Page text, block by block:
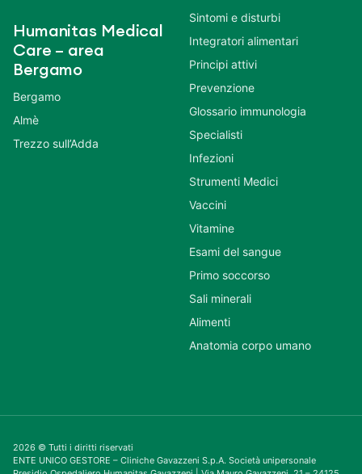
Humanitas Medical
Care – area
Bergamo
Bergamo
Almè
Trezzo sull’Adda
Sintomi e disturbi
Integratori alimentari
Principi attivi
Prevenzione
Glossario immunologia
Specialisti
Infezioni
Strumenti Medici
Vaccini
Vitamine
Esami del sangue
Primo soccorso
Sali minerali
Alimenti
Anatomia corpo umano
2026 © Tutti i diritti riservati
ENTE UNICO GESTORE – Cliniche Gavazzeni S.p.A. Società unipersonale